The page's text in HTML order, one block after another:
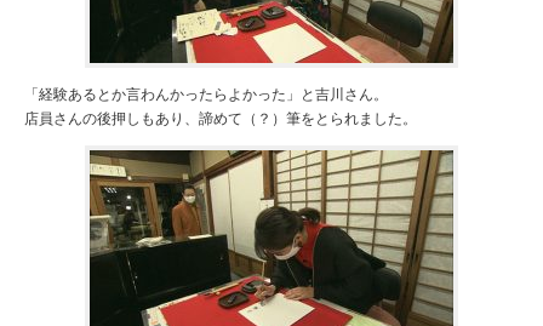
「経験あるとか言わんかったらよかった」と吉川さん。
店員さんの後押しもあり、諦めて（？）筆をとられました。